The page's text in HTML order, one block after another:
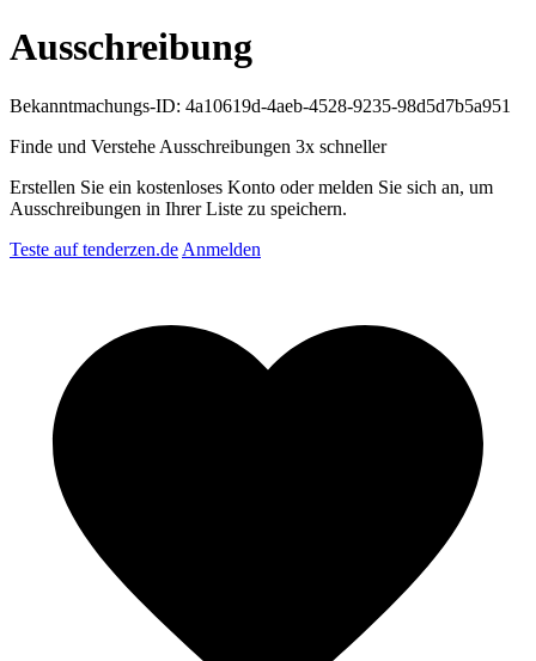
Ausschreibung
Bekanntmachungs-ID: 4a10619d-4aeb-4528-9235-98d5d7b5a951
Finde und Verstehe Ausschreibungen 3x schneller
Erstellen Sie ein kostenloses Konto oder melden Sie sich an, um
Ausschreibungen in Ihrer Liste zu speichern.
Teste auf tenderzen.de Anmelden